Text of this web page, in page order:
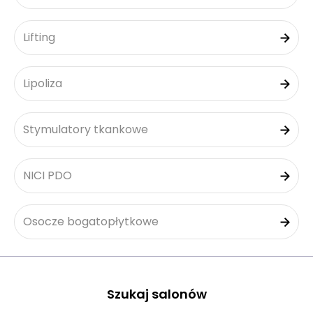
Lifting
Lipoliza
Stymulatory tkankowe
NICI PDO
Osocze bogatopłytkowe
Szukaj salonów